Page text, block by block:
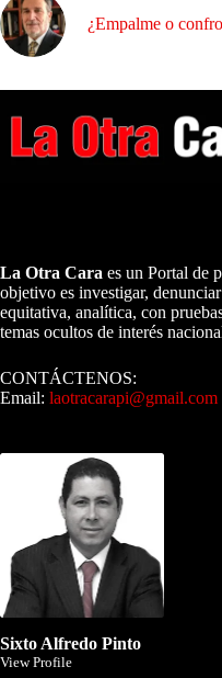
¿Empalme o
La Otra Cara es un Portal de
objetivo es investigar,
equitativa, analítica, con
temas ocultos de interés
CONTÁCTENOS:
Email: laotracarapi@gmail.com
Sixto Alfredo Pinto
View Profile